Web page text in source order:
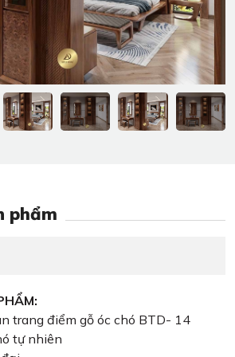
phẩm
trang điểm gỗ óc chó BTD- 14
tự nhiên